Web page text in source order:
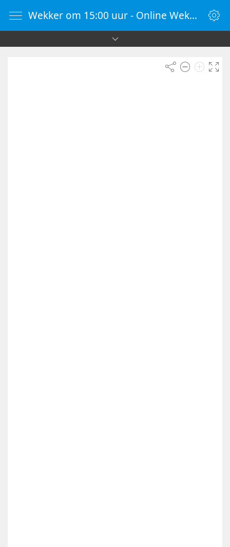
Wekker om 15:00 uur - Online Wekker